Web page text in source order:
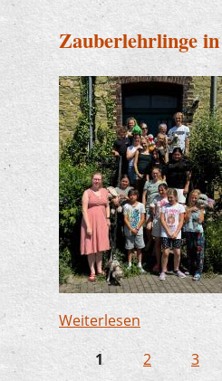
Zauberlehrlinge
Weiterlesen über
1 2 3